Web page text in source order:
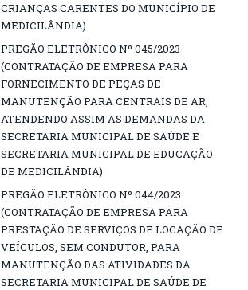
CRIANÇAS CARENTES DO MUNICÍPIO DE
MEDICILÂNDIA)
PREGÃO ELETRÔNICO Nº 045/2023
(CONTRATAÇÃO DE EMPRESA PARA
FORNECIMENTO DE PEÇAS DE
MANUTENÇÃO PARA CENTRAIS DE AR,
ATENDENDO ASSIM AS DEMANDAS DA
SECRETARIA MUNICIPAL DE SAÚDE E
SECRETARIA MUNICIPAL DE EDUCAÇÃO
DE MEDICILÂNDIA)
PREGÃO ELETRÔNICO Nº 044/2023
(CONTRATAÇÃO DE EMPRESA PARA
PRESTAÇÃO DE SERVIÇOS DE LOCAÇÃO DE
VEÍCULOS, SEM CONDUTOR, PARA
MANUTENÇÃO DAS ATIVIDADES DA
SECRETARIA MUNICIPAL DE SAÚDE DE